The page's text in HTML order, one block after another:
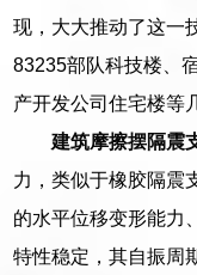
现，大大推动了这一
83235部队科技楼、
产开发公司住宅楼等
建筑摩擦摆隔震
力，类似于橡胶隔震
的水平位移变形能力
特性稳定，其自振周